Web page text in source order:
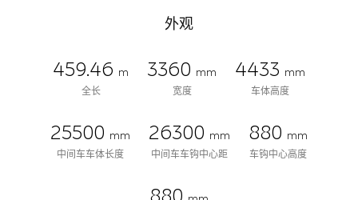
外观
459.46 m
全长
3360 mm
宽度
4433 mm
车体高度
25500 mm
中间车车体长度
26300 mm
中间车车钩中心距
880 mm
车钩中心高度